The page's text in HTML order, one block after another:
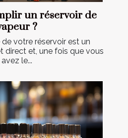
un réservoir de
?
votre réservoir est un
direct et, une fois que vous
avez le...